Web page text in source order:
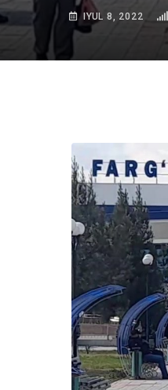
IYUL 8, 2022